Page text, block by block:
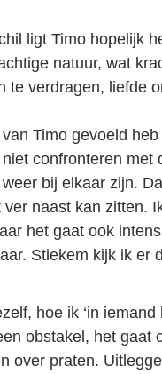
ligt Timo hopelijk
natuur, wat
te verdragen, liefde
Timo gevoeld
confronteren
bij elkaar zijn.
naast kan zitten.
het gaat ook
Stiekem kijk ik er
hoe ik ‘in
obstakel, het gaat
over praten.